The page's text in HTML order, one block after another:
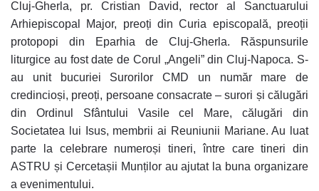
Cluj-Gherla, pr. Cristian David, rector al Sanctuarului
Arhiepiscopal Major, preoți din Curia episcopală, preoții
protopopi din Eparhia de Cluj-Gherla. Răspunsurile
liturgice au fost date de Corul „Angeli” din Cluj-Napoca. S-
au unit bucuriei Surorilor CMD un număr mare de
credincioși, preoți, persoane consacrate – surori și călugări
din Ordinul Sfântului Vasile cel Mare, călugări din
Societatea lui Isus, membrii ai Reuniunii Mariane. Au luat
parte la celebrare numeroși tineri, între care tineri din
ASTRU și Cercetașii Munților au ajutat la buna organizare
a evenimentului.